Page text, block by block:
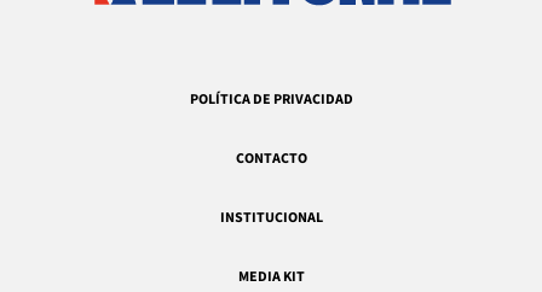
POLÍTICA DE PRIVACIDAD
CONTACTO
INSTITUCIONAL
MEDIA KIT